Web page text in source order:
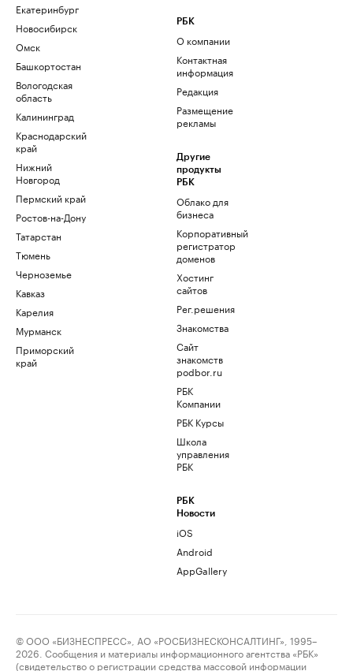
Екатеринбург
Новосибирск
Омск
Башкортостан
Вологодская
область
Калининград
Краснодарский
край
Нижний
Новгород
Пермский край
Ростов-на-Дону
Татарстан
Тюмень
Черноземье
Кавказ
Карелия
Мурманск
Приморский
край
РБК
О компании
Контактная
информация
Редакция
Размещение
рекламы
Другие
продукты
РБК
Облако для
бизнеса
Корпоративный
регистратор
доменов
Хостинг
сайтов
Рег.решения
Знакомства
Сайт
знакомств
podbor.ru
РБК
Компании
РБК Курсы
Школа
управления
РБК
РБК
Новости
iOS
Android
AppGallery
© ООО «БИЗНЕСПРЕСС», АО «РОСБИЗНЕСКОНСАЛТИНГ», 1995–
2026. Сообщения и материалы информационного агентства «РБК»
(свидетельство о регистрации средства массовой информации